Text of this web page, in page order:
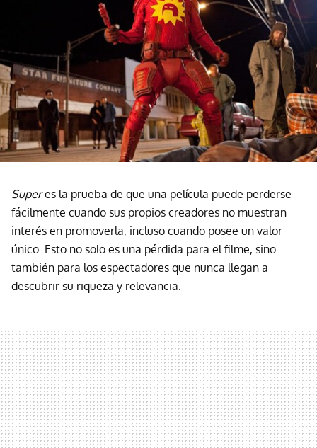
Superes la prueba de que una película puede perderse
fácilmente cuando sus propios creadores no muestran
interés en promoverla, incluso cuando posee un valor
único. Esto no solo es una pérdida para el filme, sino
también para los espectadores que nunca llegan a
descubrir su riqueza y relevancia.